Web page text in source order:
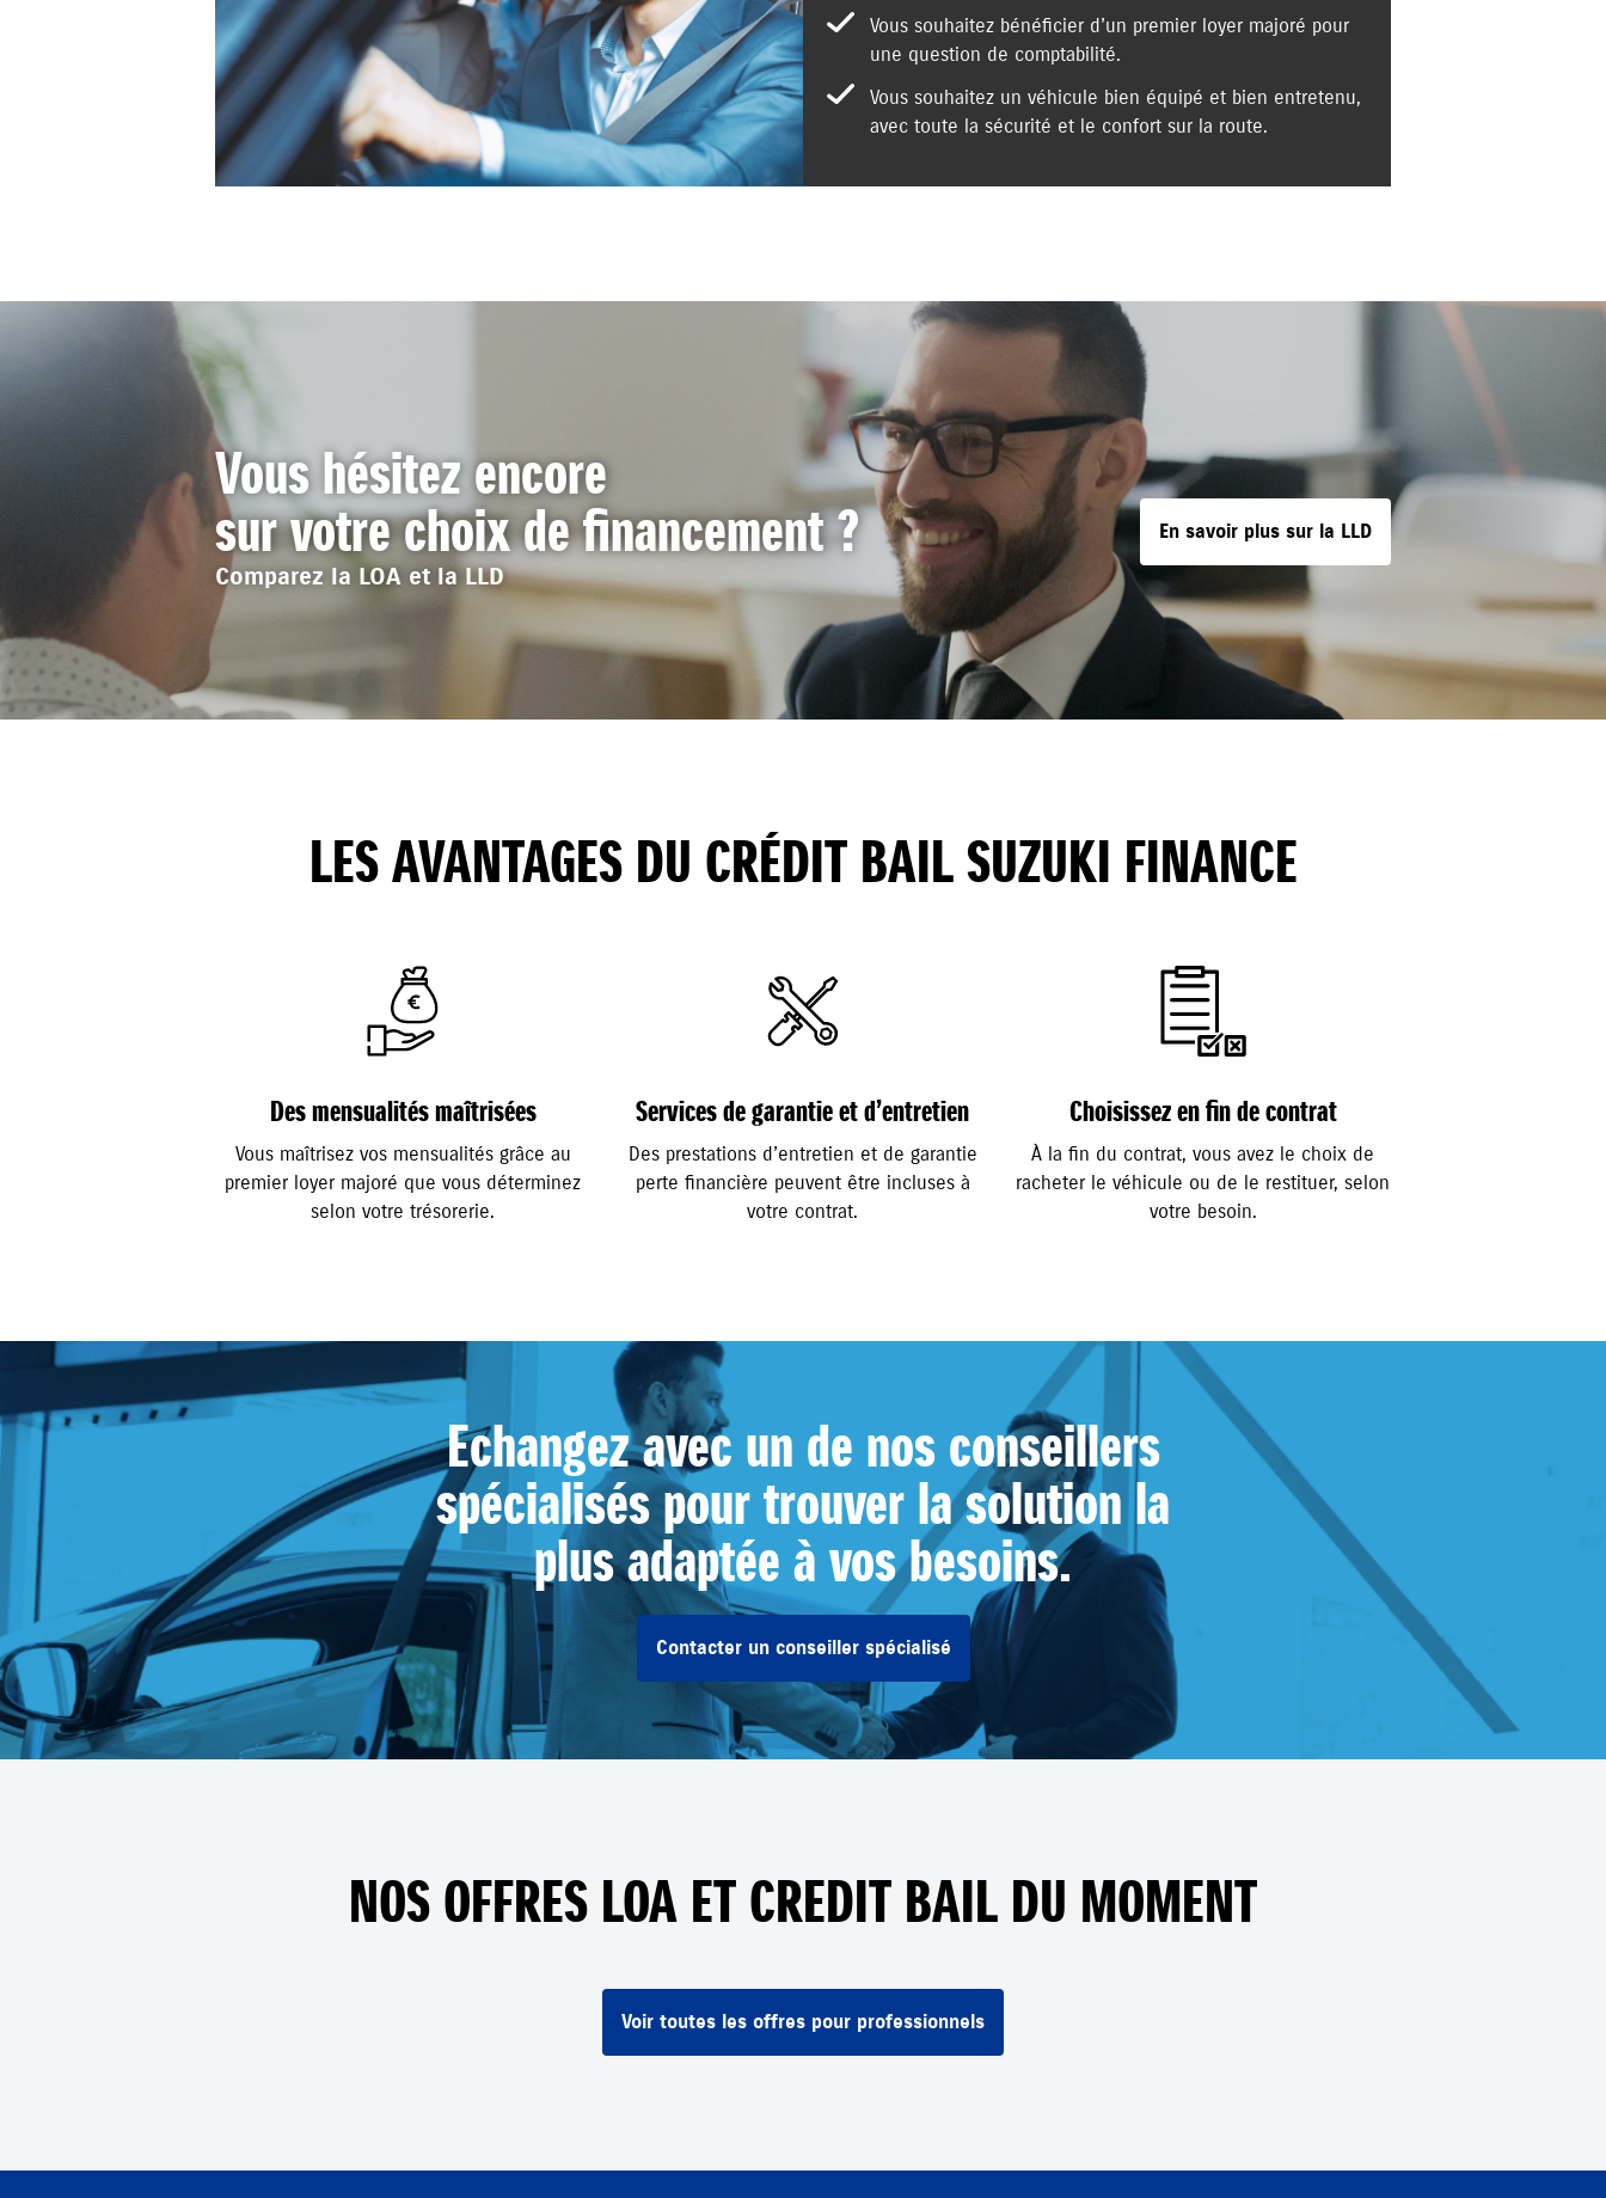
Vous souhaitez bénéficier d’un premier loyer majoré pour
une question de comptabilité.
Vous souhaitez un véhicule bien équipé et bien entretenu,
avec toute la sécurité et le confort sur la route.
Vous hésitez encore
sur votre choix de financement ?
Comparez la LOA et la LLD
En savoir plus sur la LLD
LES AVANTAGES DU CRÉDIT BAIL SUZUKI FINANCE
Des mensualités maîtrisées
Vous maîtrisez vos mensualités grâce au
premier loyer majoré que vous déterminez
selon votre trésorerie.
Services de garantie et d’entretien
Des prestations d’entretien et de garantie
perte financière peuvent être incluses à
votre contrat.
Choisissez en fin de contrat
À la fin du contrat, vous avez le choix de
racheter le véhicule ou de le restituer, selon
votre besoin.
Echangez avec un de nos conseillers
spécialisés pour trouver la solution la
plus adaptée à vos besoins.
Contacter un conseiller spécialisé
NOS OFFRES LOA ET CREDIT BAIL DU MOMENT
Voir toutes les offres pour professionnels
Au quotidien, prenez les transports en commun.